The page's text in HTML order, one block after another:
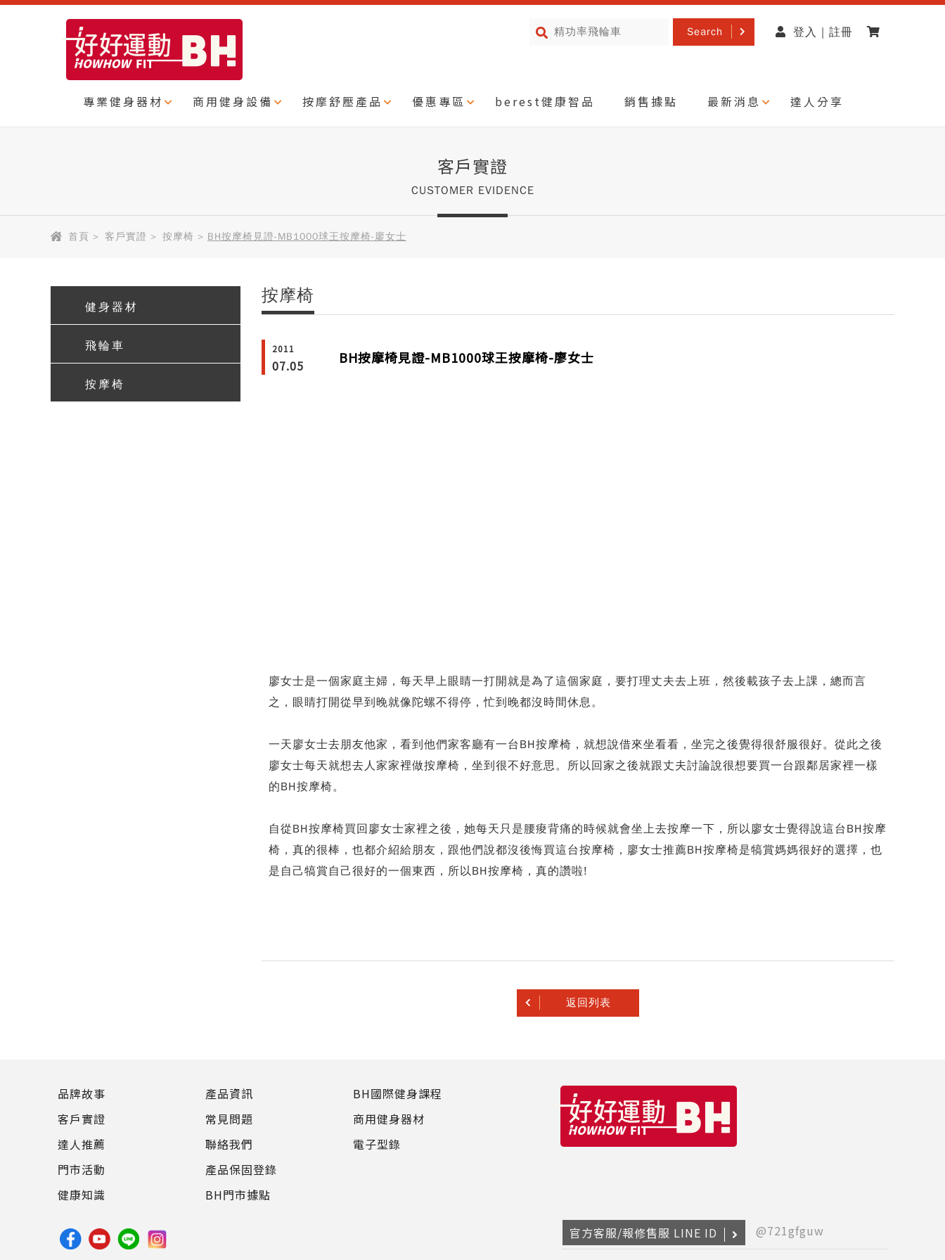
Search 登入 | 註冊
專業健身器材 商用健身設備 按摩舒壓產品 優惠專區 berest健康智品 銷售據點 最新消息 達人分享
客戶實證
CUSTOMER EVIDENCE
首頁 > 客戶實證 > 按摩椅 > BH按摩椅見證-MB1000球王按摩椅-廖女士
健身器材
飛輪車
按摩椅
按摩椅
2011
07.05 BH按摩椅見證-MB1000球王按摩椅-廖女士
廖女士是一個家庭主婦，每天早上眼睛一打開就是為了這個家庭，要打理丈夫去上班，然後載孩子去上課，總而言
之，眼睛打開從早到晚就像陀螺不得停，忙到晚都沒時間休息。
一天廖女士去朋友他家，看到他們家客廳有一台BH按摩椅，就想說借來坐看看，坐完之後覺得很舒服很好。從此之後
廖女士每天就想去人家家裡做按摩椅，坐到很不好意思。所以回 ­家之後就跟丈夫討論說很想要買一台跟鄰居家裡一樣
的BH按摩椅。
自從BH按摩椅買回廖女士家裡之後，她每天只是腰痠背痛的時候就會坐上去按摩一下，所以廖女士覺得說這台BH按摩
椅，真的很棒，也都介紹給朋友，跟他們說都沒後悔買這台按­摩椅，廖女士推薦BH按摩椅是犒賞媽媽很好的選擇，也
是自己犒賞自己很好的一個東西，所以BH按摩椅，真的讚啦!
返回列表
品牌故事
客戶實證
達人推薦
門市活動
健康知識
產品資訊
常見問題
聯絡我們
產品保固登錄
BH門市據點
BH國際健身課程
商用健身器材
電子型錄
官方客服/報修售服 LINE ID @721gfguw